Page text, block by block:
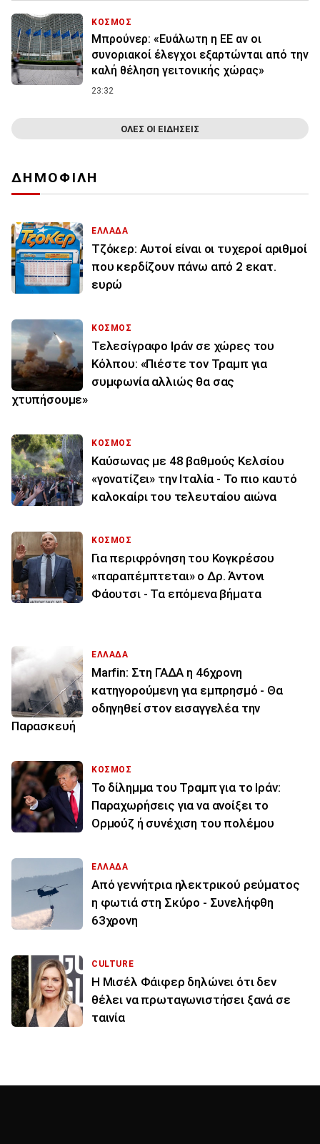
ΚΟΣΜΟΣ
Μπρούνερ: «Ευάλωτη η ΕΕ αν οι
συνοριακοί έλεγχοι εξαρτώνται από την
καλή θέληση γειτονικής χώρας»
23:32
ΟΛΕΣ ΟΙ ΕΙΔΗΣΕΙΣ
ΔΗΜΟΦΙΛΗ
ΕΛΛΑΔΑ
Τζόκερ: Αυτοί είναι οι τυχεροί αριθμοί
που κερδίζουν πάνω από 2 εκατ.
ευρώ
ΚΟΣΜΟΣ
Τελεσίγραφο Ιράν σε χώρες του
Κόλπου: «Πιέστε τον Τραμπ για
συμφωνία αλλιώς θα σας
χτυπήσουμε»
ΚΟΣΜΟΣ
Καύσωνας με 48 βαθμούς Κελσίου
«γονατίζει» την Ιταλία - Το πιο καυτό
καλοκαίρι του τελευταίου αιώνα
ΚΟΣΜΟΣ
Για περιφρόνηση του Κογκρέσου
«παραπέμπτεται» ο Δρ. Άντονι
Φάουτσι - Τα επόμενα βήματα
ΕΛΛΑΔΑ
Marfin: Στη ΓΑΔΑ η 46χρονη
κατηγορούμενη για εμπρησμό - Θα
οδηγηθεί στον εισαγγελέα την
Παρασκευή
ΚΟΣΜΟΣ
Το δίλημμα του Τραμπ για το Ιράν:
Παραχωρήσεις για να ανοίξει το
Ορμούζ ή συνέχιση του πολέμου
ΕΛΛΑΔΑ
Από γεννήτρια ηλεκτρικού ρεύματος
η φωτιά στη Σκύρο - Συνελήφθη
63χρονη
CULTURE
Η Μισέλ Φάιφερ δηλώνει ότι δεν
θέλει να πρωταγωνιστήσει ξανά σε
ταινία